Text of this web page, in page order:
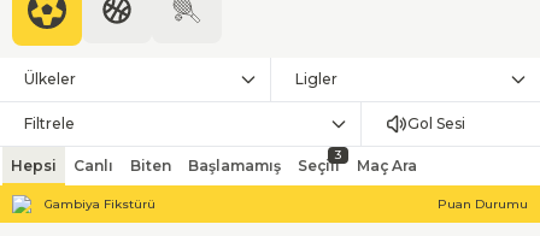
Ülkeler Ligler
Filtrele Gol Sesi
Hepsi Canlı Biten Başlamamış Seçili
3
Maç Ara
Gambiya Fikstürü Puan Durumu